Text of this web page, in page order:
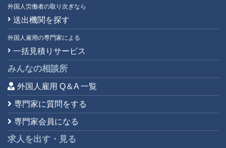
外国人労働者の取り次ぎなら
送出機関を探す
外国人雇用の専門家による
一括見積りサービス
みんなの相談所
外国人雇用 Q＆A 一覧
専門家に質問をする
専門家会員になる
求人を出す・見る